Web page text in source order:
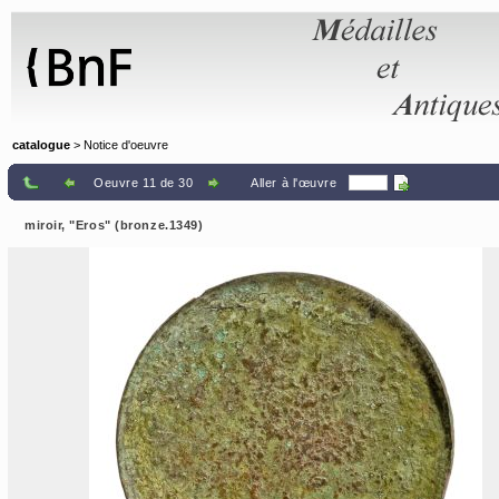
catalogue > Notice d'oeuvre
Oeuvre 11 de 30 Aller à l'œuvre
miroir, "Eros" (bronze.1349)